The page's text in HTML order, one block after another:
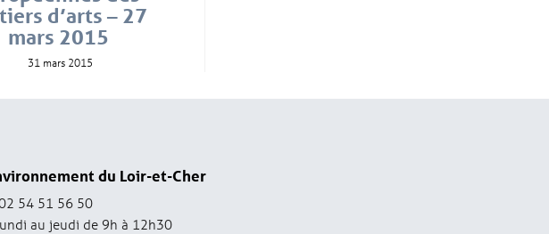
d’arts – 27
mars 2015
31 mars 2015
du Loir-et-Cher
54 51 56 50
au jeudi de 9h à 12h30